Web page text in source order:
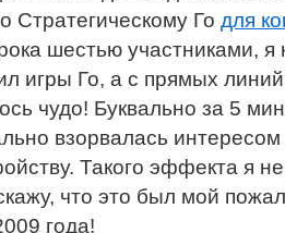
Стратегическому Го для
шестью участниками,
игры Го, а с прямых
чудо! Буквально за 5
взорвалась интересом
Такого эффекта я
что это был мой
года!